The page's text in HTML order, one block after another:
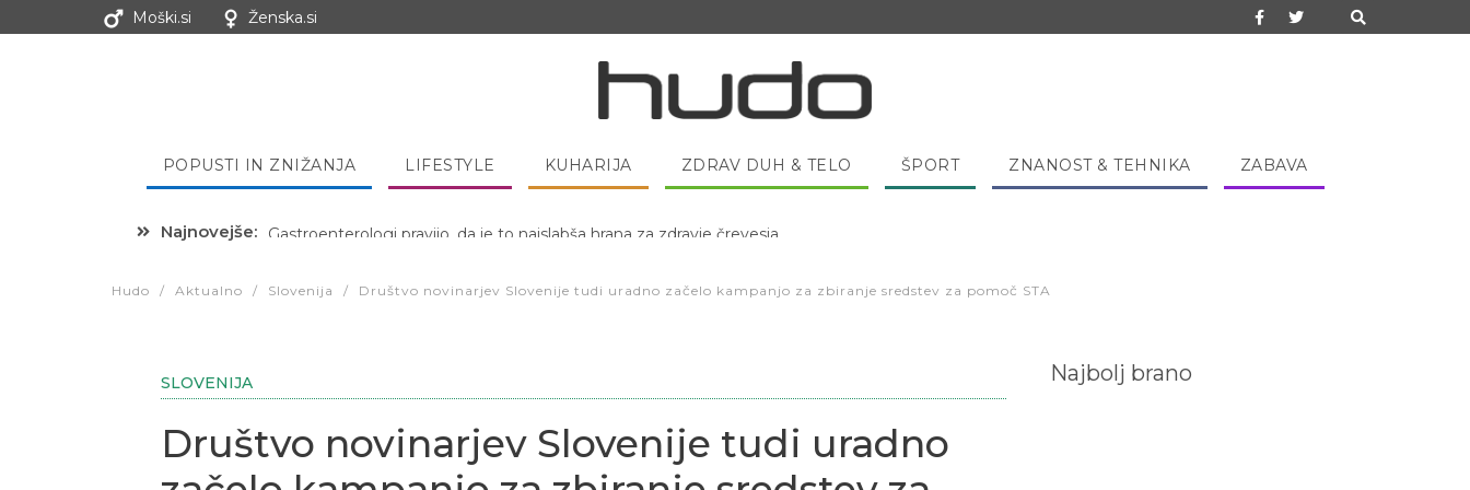
Moški.si Ženska.si
POPUSTI IN ZNIŽANJA LIFESTYLE KUHARIJA ZDRAV DUH & TELO ŠPORT ZNANOST & TEHNIKA ZABAVA
Najnovejše: Hibernacijska dieta: Zakaj je pred spanjem dobro pojesti žlico medu?
Hudo / Aktualno / Slovenija / Društvo novinarjev Slovenije tudi uradno začelo kampanjo za zbiranje sredstev za pomoč STA
SLOVENIJA
Društvo novinarjev Slovenije tudi uradno
Najbolj brano